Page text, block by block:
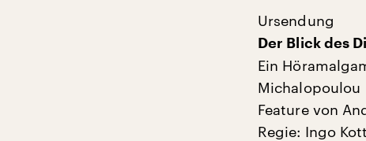
Ursendung
Der Blick des
Ein
Michalopoulou
Feature von
Regie: Ingo